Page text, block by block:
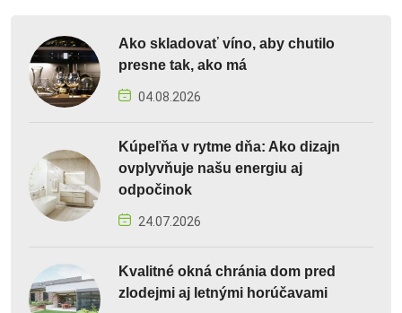
Ako skladovať víno, aby chutilo
presne tak, ako má
04.08.2026
Kúpeľňa v rytme dňa: Ako dizajn
ovplyvňuje našu energiu aj
odpočinok
24.07.2026
Kvalitné okná chránia dom pred
zlodejmi aj letnými horúčavami